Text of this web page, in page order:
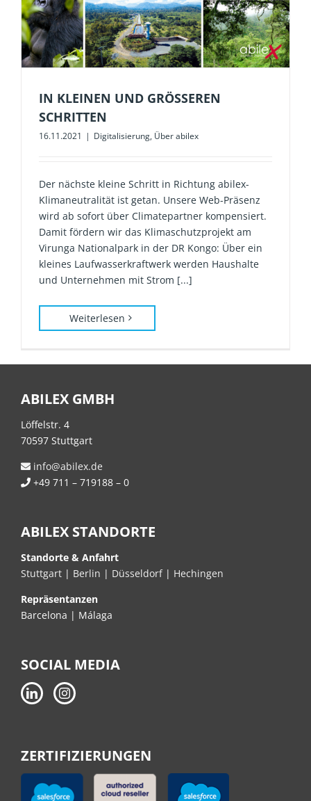
IN KLEINEN UND GRÖSSEREN S
CHRITTEN
16.11.2021 | Digitalisierung, Über abilex
Der nächste kleine Schritt in Richtung abilex-
Klimaneutralität ist getan. Unsere Web-Präsenz
wird ab sofort über Climatepartner kompensiert.
Damit fördern wir das Klimaschutzprojekt am
Virunga Nationalpark in der DR Kongo: Über ein
kleines Laufwasserkraftwerk werden Haushalte
und Unternehmen mit Strom [...]
Weiterlesen
ABILEX GMBH
Löffelstr. 4
70597 Stuttgart
info@abilex.de
+49 711 – 719188 – 0
ABILEX STANDORTE
Standorte & Anfahrt
Stuttgart | Berlin | Düsseldorf | Hechingen
Repräsentanzen
Barcelona | Málaga
SOCIAL MEDIA
ZERTIFIZIERUNGEN